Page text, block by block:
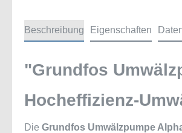
Beschreibung Eigenschaften
"Grundfos
Hocheffizienz-
Die Grundfos Umwälzpumpe